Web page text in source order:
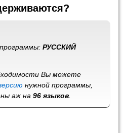
РУССКИЙ
Вы можете
нужной программы,
аж на96 языков